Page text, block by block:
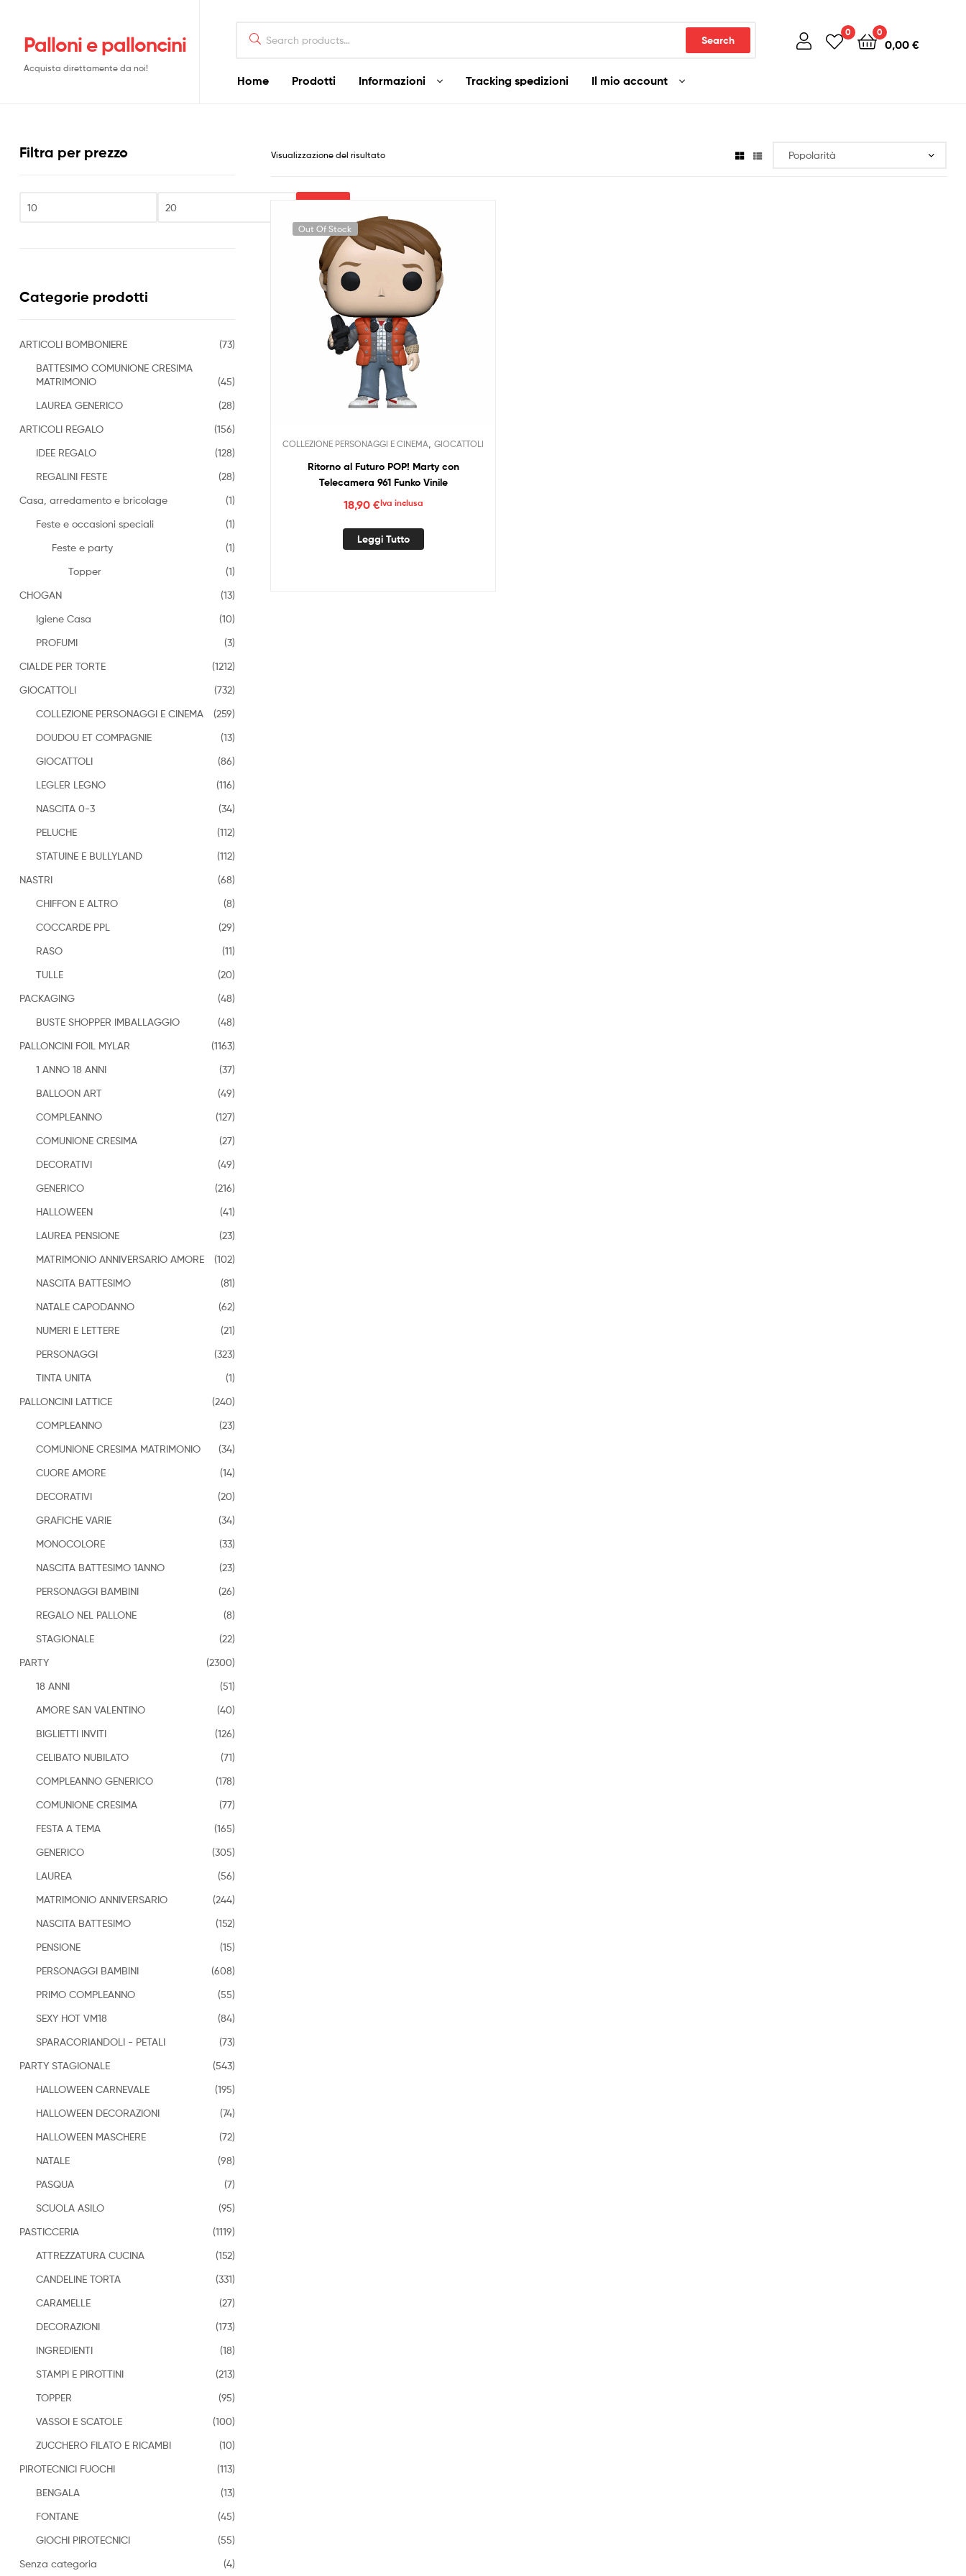
Palloni e palloncini
Acquista direttamente da noi!
for:
Search
0 0
0,00 €
Home Prodotti Informazioni Tracking spedizioni Il mio account
Visualizzazione del risultato
Out Of Stock
COLLEZIONE PERSONAGGI E CINEMA ,GIOCATTOLI
Ritorno al Futuro POP! Marty con
Telecamera 961 Funko Vinile
18,90 €Iva inclusa
Leggi Tutto
Filtra per prezzo
Categorie prodotti
ARTICOLI BOMBONIERE
(73)
BATTESIMO COMUNIONE CRESIMA
MATRIMONIO
(45)
LAUREA GENERICO
(28)
ARTICOLI REGALO
(156)
IDEE REGALO
(128)
REGALINI FESTE
(28)
Casa, arredamento e bricolage
(1)
Feste e occasioni speciali
(1)
Feste e party
(1)
Topper
(1)
CHOGAN
(13)
Igiene Casa
(10)
PROFUMI
(3)
CIALDE PER TORTE
(1212)
GIOCATTOLI
(732)
COLLEZIONE PERSONAGGI E CINEMA
(259)
DOUDOU ET COMPAGNIE
(13)
GIOCATTOLI
(86)
LEGLER LEGNO
(116)
NASCITA 0-3
(34)
PELUCHE
(112)
STATUINE E BULLYLAND
(112)
NASTRI
(68)
CHIFFON E ALTRO
(8)
COCCARDE PPL
(29)
RASO
(11)
TULLE
(20)
PACKAGING
(48)
BUSTE SHOPPER IMBALLAGGIO
(48)
PALLONCINI FOIL MYLAR
(1163)
1 ANNO 18 ANNI
(37)
BALLOON ART
(49)
COMPLEANNO
(127)
COMUNIONE CRESIMA
(27)
DECORATIVI
(49)
GENERICO
(216)
HALLOWEEN
(41)
LAUREA PENSIONE
(23)
MATRIMONIO ANNIVERSARIO AMORE
(102)
NASCITA BATTESIMO
(81)
NATALE CAPODANNO
(62)
NUMERI E LETTERE
(21)
PERSONAGGI
(323)
TINTA UNITA
(1)
PALLONCINI LATTICE
(240)
COMPLEANNO
(23)
COMUNIONE CRESIMA MATRIMONIO
(34)
CUORE AMORE
(14)
DECORATIVI
(20)
GRAFICHE VARIE
(34)
MONOCOLORE
(33)
NASCITA BATTESIMO 1ANNO
(23)
PERSONAGGI BAMBINI
(26)
REGALO NEL PALLONE
(8)
STAGIONALE
(22)
PARTY
(2300)
18 ANNI
(51)
AMORE SAN VALENTINO
(40)
BIGLIETTI INVITI
(126)
CELIBATO NUBILATO
(71)
COMPLEANNO GENERICO
(178)
COMUNIONE CRESIMA
(77)
FESTA A TEMA
(165)
GENERICO
(305)
LAUREA
(56)
MATRIMONIO ANNIVERSARIO
(244)
NASCITA BATTESIMO
(152)
PENSIONE
(15)
PERSONAGGI BAMBINI
(608)
PRIMO COMPLEANNO
(55)
SEXY HOT VM18
(84)
SPARACORIANDOLI - PETALI
(73)
PARTY STAGIONALE
(543)
HALLOWEEN CARNEVALE
(195)
HALLOWEEN DECORAZIONI
(74)
HALLOWEEN MASCHERE
(72)
NATALE
(98)
PASQUA
(7)
SCUOLA ASILO
(95)
PASTICCERIA
(1119)
ATTREZZATURA CUCINA
(152)
CANDELINE TORTA
(331)
CARAMELLE
(27)
DECORAZIONI
(173)
INGREDIENTI
(18)
STAMPI E PIROTTINI
(213)
TOPPER
(95)
VASSOI E SCATOLE
(100)
ZUCCHERO FILATO E RICAMBI
(10)
PIROTECNICI FUOCHI
(113)
BENGALA
(13)
FONTANE
(45)
GIOCHI PIROTECNICI
(55)
Senza categoria
(4)